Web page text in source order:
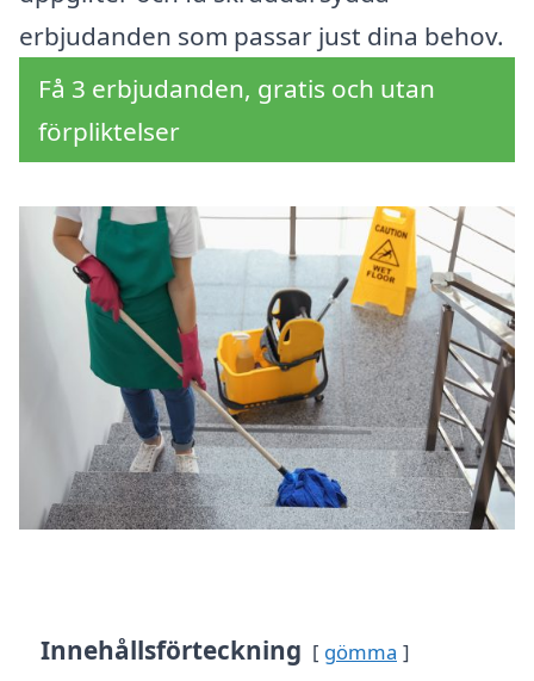
erbjudanden som passar just dina behov.
Få 3 erbjudanden, gratis och utan
förpliktelser
Innehållsförteckning gömma